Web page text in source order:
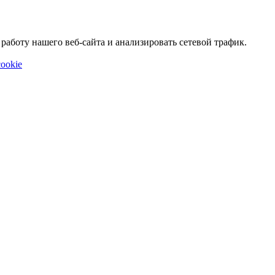
нашего веб-сайта и анализировать сетевой трафик.